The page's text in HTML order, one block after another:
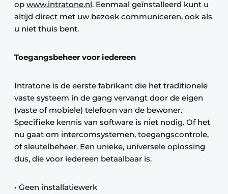
op www.intratone.nl. Eenmaal geïnstalleerd kunt u
altijd direct met uw bezoek communiceren, ook als
u niet thuis bent.
Toegangsbeheer voor iedereen
Intratone is de eerste fabrikant die het traditionele
vaste systeem in de gang vervangt door de eigen
(vaste of mobiele) telefoon van de bewoner.
Specifieke kennis van software is niet nodig. Of het
nu gaat om intercomsystemen, toegangscontrole,
of sleutelbeheer. Een unieke, universele oplossing
dus, die voor iedereen betaalbaar is.
• Geen installatiewerk